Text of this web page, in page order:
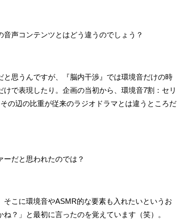
声コンテンツとはどう違うのでしょう？
思うんですが、『脳内干渉』では環境音だけの時
で表現したり。企画の当初から、環境音7割：セリ
の辺の比重が従来のラジオドラマとは違うところだ
だと思われたのでは？
こに環境音やASMR的な要素も入れたいというお
？」と最初に言ったのを覚えています（笑）。